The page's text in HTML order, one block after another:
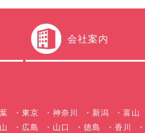
会社案内
東京 神奈川 新潟 富山
広島 山口 徳島 香川